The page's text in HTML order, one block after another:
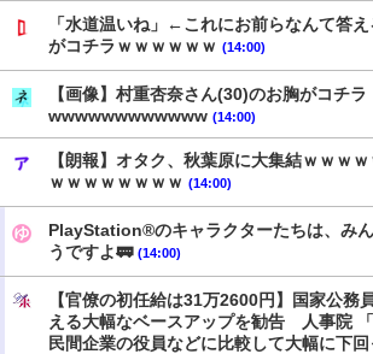
「水道温いね」←これにお前らなんて答
がコチラｗｗｗｗｗｗ (14:00)
【画像】村重杏奈さん(30)のお胸がコチラ
wwwwwwwwwwww (14:00)
【朗報】オタク、秋葉原に大集結ｗｗｗ
ｗｗｗｗｗｗｗｗ (14:00)
PlayStation®のキャラクターたちは、み
うですよ🚃 (14:00)
【官僚の初任給は31万2600円】国家公務
える大幅なベースアップを勧告 人事院
民間企業の役員などに比較して大幅に下回